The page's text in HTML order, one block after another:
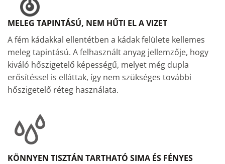
MELEG TAPINTÁSÚ, NEM HŰTI EL A VIZET
A fém kádakkal ellentétben a kádak felülete kellemes
meleg tapintású. A felhasznált anyag jellemzője, hogy
kiváló hőszigetelő képességű, melyet még dupla
erősítéssel is elláttak, így nem szükséges további
hőszigetelő réteg használata.
KÖNNYEN TISZTÁN TARTHATÓ SIMA ÉS FÉNYES